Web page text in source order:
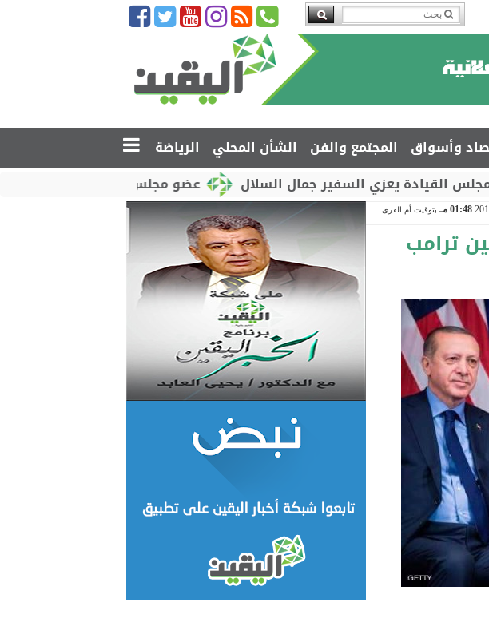
وأسواق المجتمع والفن الشأن المحلي
الرياضة
عضو مجلس القيادة محمود الصبيحي يدشّن
يعزي السفير جمال السلال
01:48 مـ بتوقيت أم القرى
ترامب